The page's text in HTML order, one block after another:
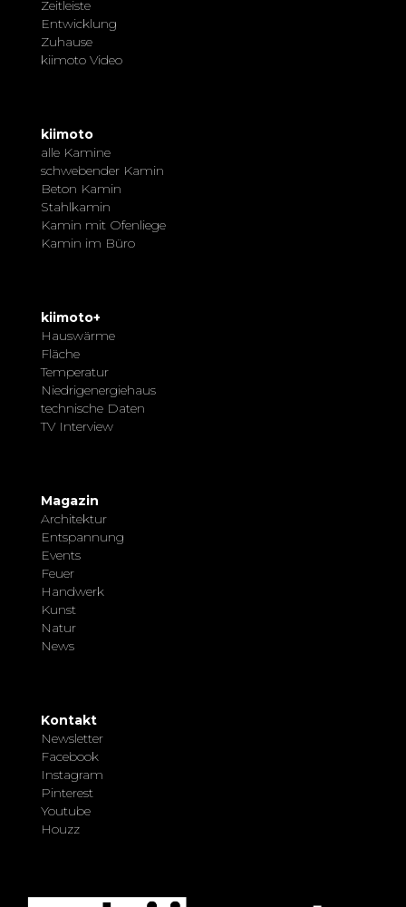
Zeitleiste
Entwicklung
Zuhause
kiimoto Video
kiimoto
alle Kamine
schwebender Kamin
Beton Kamin
Stahlkamin
Kamin mit Ofenliege
Kamin im Büro
kiimoto+
Hauswärme
Fläche
Temperatur
Niedrigenergiehaus
technische Daten
TV Interview
Magazin
Architektur
Entspannung
Events
Feuer
Handwerk
Kunst
Natur
News
Kontakt
Newsletter
Facebook
Instagram
Pinterest
Youtube
Houzz